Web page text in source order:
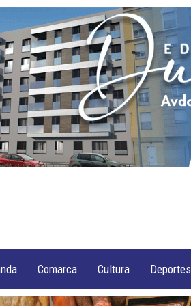
Comarca Cultura Deportes